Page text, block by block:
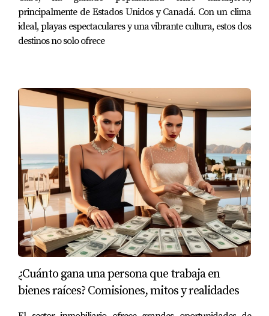
A poco más de una hora del Aeropuerto
Internacional de Los Cabos,lo cual lo hace
fácilmente accesible
Pescadero tiene una escena gastronómica que
sorprendió.
Aquí, comer no es solo una necesidad…es una
experiencia.
Me encantó cómo
todo se siente fresco, auténtico y
hecho con cariño.
Hierbabuena:
Un restaurante quemezcla lo mejor de la
cocina mexicanacon ingredientes frescos
su propia huerta orgánica.
Cenando ahí,
me sentí conectada con la tierra
principalmente de Estados Unidos y Canadá. Con un clima
ideal, playas espectaculares y una vibrante cultura, estos dos
destinos no solo ofrece
¿Cuánto gana una persona que trabaja en
bienes raíces? Comisiones, mitos y realidades